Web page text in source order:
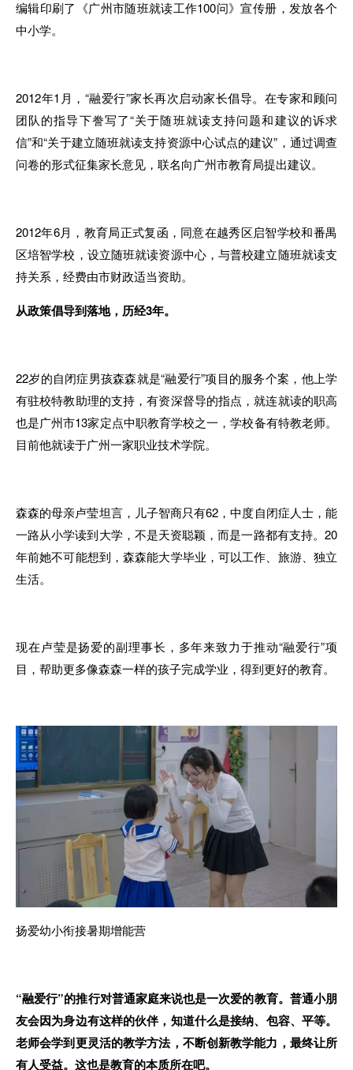
编辑印刷了《广州市随班就读工作100问》宣传册 ， 发放各个
中小学。
2012年1月， “融爱行”家长再次启动家长倡导。 在专家和顾问
团队的指导下誊写了“关于随班就读支持问题和建议的诉求
信”和“关于建立随班就读支持资源中心试点的建议” ， 通过调查
问卷的形式征集家长意见 ， 联名向广州市教育局提出建议。
2012年6月 ， 教育局正式复函，同意在越秀区启智学校和番禺
区培智学校 ， 设立随班就读资源中心， 与普校建立随班就读支
持关系 ， 经费由市财政适当资助。
从政策倡导到落地， 历经3年。
22岁的自闭症男孩森森就是“融爱行”项目的服务个案 ， 他上学
有驻校特教助理的支持，有资深督导的指点 ，就连就读的职高
也是广州市13家定点中职教育学校之一 ，学校备有特教老师。
目前他就读于广州一家职业技术学院。
森森的母亲卢莹坦言，儿子智商只有62，中度自闭症人士，能
一路从小学读到大学，不是天资聪颖 ，而是一路都有支持。20
年前她不可能想到 ，森森能大学毕业 ，可以工作、旅游、独立
生活。
现在卢莹是扬爱的副理事长， 多年来致力于推动“融爱行”项
目，帮助更多像森森一样的孩子完成学业 ， 得到更好的教育。
扬爱幼小衔接暑期增能营
“融爱行”的推行对普通家庭来说也是一次爱的教育。普通小朋
友会因为身边有这样的伙伴，知道什么是接纳、 包容、平等。
老师会学到更灵活的教学方法， 不断创新教学能力 ， 最终让所
有人受益。这也是教育的本质所在吧。